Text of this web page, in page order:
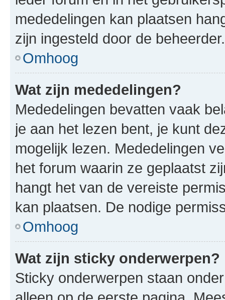
mededelingen kan plaatsen
zijn ingesteld door de beheerder.
Omhoog
Wat zijn mededelingen?
Mededelingen bevatten vaak
je aan het lezen bent, je kunt
mogelijk lezen. Mededelingen
het forum waarin ze geplaatst
hangt het van de vereiste
kan plaatsen. De nodige
Omhoog
Wat zijn sticky onderwerpen?
Sticky onderwerpen staan